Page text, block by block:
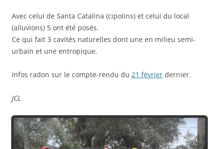
Avec celui de Santa Catalina (cipolins) et celui du local
(alluvions) 5 ont été posés.
Ce qui fait 3 cavités naturelles dont une en milieu semi-
urbain et une entropique.
Infos radon sur le compte-rendu du 21 février dernier.
JCL